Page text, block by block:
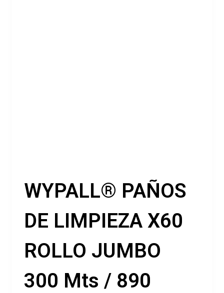
WYPALL® PAÑOS
DE LIMPIEZA X60
ROLLO JUMBO
300 Mts / 890